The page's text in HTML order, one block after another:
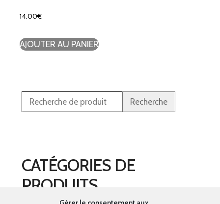
14.00€
AJOUTER AU PANIER
Recherche
CATÉGORIES DE
PRODUITS